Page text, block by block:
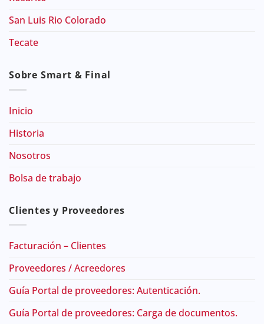
San Luis Rio Colorado
Tecate
Sobre Smart & Final
Inicio
Historia
Nosotros
Bolsa de trabajo
Clientes y Proveedores
Facturación – Clientes
Proveedores / Acreedores
Guía Portal de proveedores: Autenticación.
Guía Portal de proveedores: Carga de documentos.